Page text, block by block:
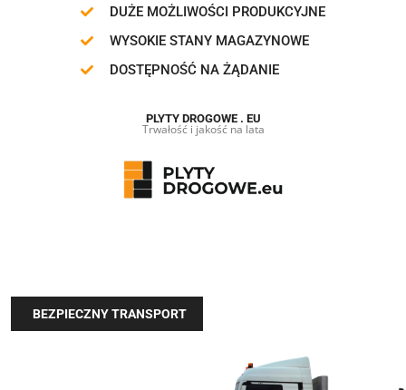
BEZPIECZNY TRANSPORT
DUŻE MOŻLIWOŚCI PRODUKCYJNE
WYSOKIE STANY MAGAZYNOWE
DOSTĘPNOŚĆ NA ŻĄDANIE
PLYTY DROGOWE . EU
Trwałość i jakość na lata